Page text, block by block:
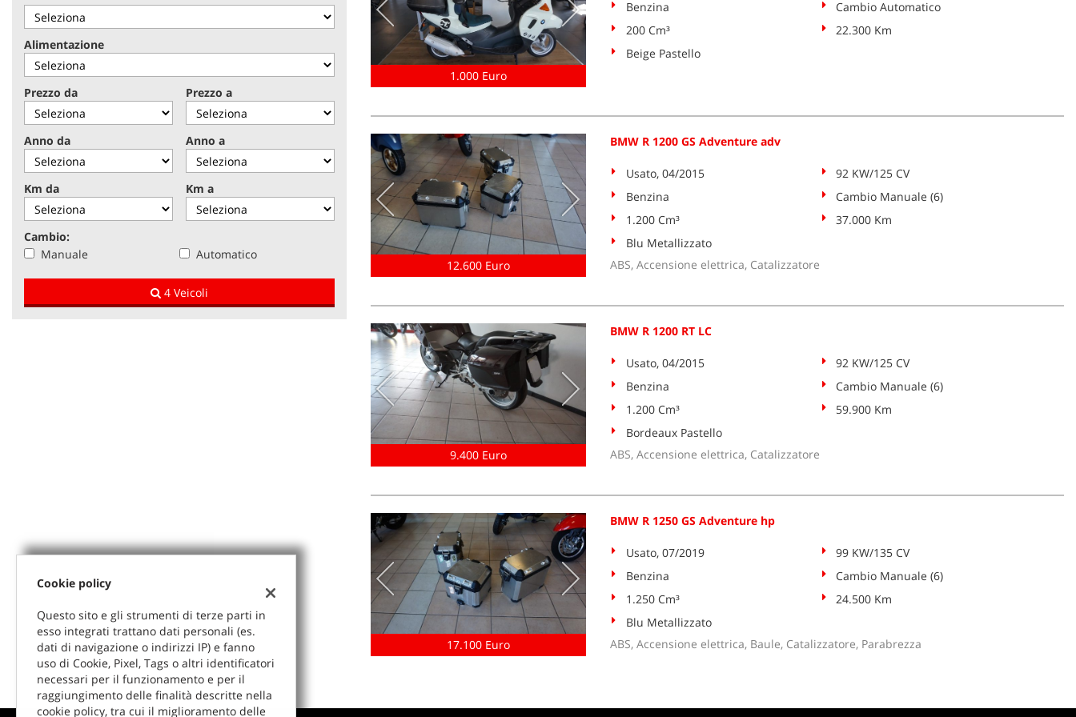
Alimentazione
Prezzo da Prezzo a
Anno da Anno a
Km da Km a
Cambio:
Manuale
Automatico
4 Veicoli
1.000 Euro
Benzina
Cambio Automatico
200 Cm³
22.300 Km
Beige Pastello
12.600 Euro
BMW R 1200 GS Adventure adv
Usato, 04/2015
92 KW/125 CV
Benzina
Cambio Manuale (6)
1.200 Cm³
37.000 Km
Blu Metallizzato
ABS, Accensione elettrica, Catalizzatore
9.400 Euro
BMW R 1200 RT LC
Usato, 04/2015
92 KW/125 CV
Benzina
Cambio Manuale (6)
1.200 Cm³
59.900 Km
Bordeaux Pastello
ABS, Accensione elettrica, Catalizzatore
17.100 Euro
BMW R 1250 GS Adventure hp
Usato, 07/2019
99 KW/135 CV
Benzina
Cambio Manuale (6)
1.250 Cm³
24.500 Km
Blu Metallizzato
ABS, Accensione elettrica, Baule, Catalizzatore, Parabrezza
Cookie policy
Questo sito e gli strumenti di terze parti in
esso integrati trattano dati personali (es.
dati di navigazione o indirizzi IP) e fanno
uso di Cookie, Pixel, Tags o altri identificatori
necessari per il funzionamento e per il
raggiungimento delle finalità descritte nella
cookie policy, tra cui il miglioramento delle
tracciamento
che
adottiamo
per
offrire
le
funzionalità
svolgere
le
attività
di
seguito
descritte.
Per
ottenere
maggiori
informazioni
e
e
scelte
qualsiasi
momento.